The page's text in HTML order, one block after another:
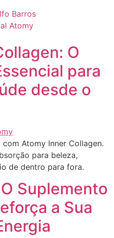
O
para
desde o
Atomy Inner Collagen.
para beleza,
de dentro para fora.
Suplemento
a Sua